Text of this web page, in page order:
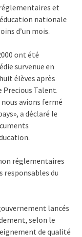
et
nationale
d’un mois.
ont été
survenue en
élèves après
Precious Talent.
nous avions fermé
a déclaré le
réglementaires
responsables du
lancés
selon le
de qualité